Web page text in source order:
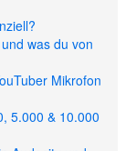
was du von
Mikrofon
5.000 & 10.000